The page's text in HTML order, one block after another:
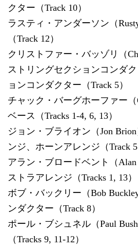
クター（Track 10）
ラスティ・アンダーソン（
（Track 12）
クリストファー・バッゾリ（
ストリングセクションコンダ
ョンコンダクター（Track 5）
チャック・バーグホーファー（
ベース（Tracks 1-4, 6, 13）
ジョン・ブライオン（Jon
ンジ、ホーンアレンジ（Track 5
アラン・ブロードベント（Alan
ストラアレンジ（Tracks 1, 13）
ボブ・バックリー（Bob
ンダクター（Track 8）
ポール・ブシュネル（Paul
（Tracks 9, 11-12）